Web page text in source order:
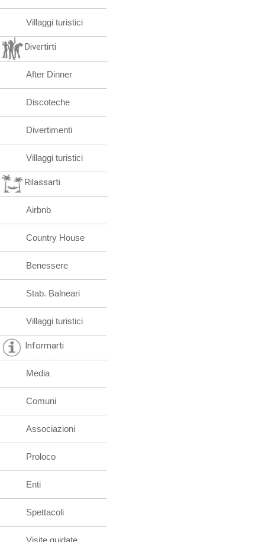
Villaggi turistici
Divertirti
After Dinner
Discoteche
Divertimenti
Villaggi turistici
Rilassarti
Airbnb
Country House
Benessere
Stab. Balneari
Villaggi turistici
Informarti
Media
Comuni
Associazioni
Proloco
Enti
Spettacoli
Visite guidate